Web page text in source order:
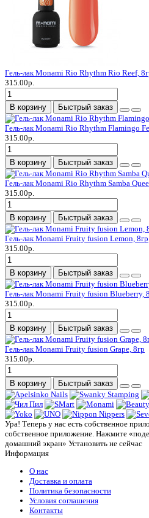
Гель-лак Monami Rio Rhythm Rio Reef,
315.00р.
В корзину Быстрый заказ
Гель-лак Monami Rio Rhythm Flamingo
315.00р.
В корзину Быстрый заказ
Гель-лак Monami Rio Rhythm Samba
315.00р.
В корзину Быстрый заказ
Гель-лак Monami Fruity fusion Lemon, 8гр
315.00р.
В корзину Быстрый заказ
Гель-лак Monami Fruity fusion Blueberry,
315.00р.
В корзину Быстрый заказ
Гель-лак Monami Fruity fusion Grape, 8гр
315.00р.
В корзину Быстрый заказ
Ура! Теперь у нас есть собственное
собственное приложение. Нажмите
домашний экран» Установить не сейчас
Информация
О нас
Доставка и оплата
Политика безопасности
Условия соглашения
Контакты